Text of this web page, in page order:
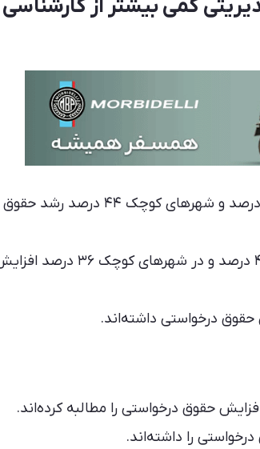
کمی بیشتر از کارشناسی
پوزیشن کارشناس بازاریابی در تهران و شهرهای بزرگ حدود ۳۴ درصد و شهرهای کوچک ۴۴ درصد رشد حقوق
کارشناسان ارشد بازاریابی در تهران و شهرهای بزرگ بین ۴۰ تا ۴۴ درصد و در شهرهای کوچک ۳۶